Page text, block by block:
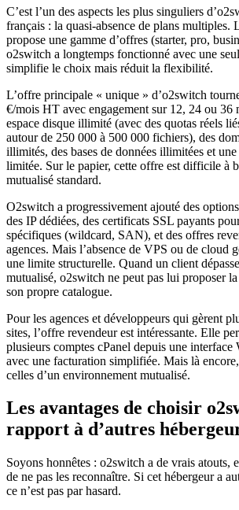
C’est l’un des aspects les plus singuliers
français : la quasi-absence de plans multiples.
propose une gamme d’offres (starter, pro,
o2switch a longtemps fonctionné avec une
simplifie le choix mais réduit la flexibilité.
L’offre principale « unique » d’o2switch
€/mois HT avec engagement sur 12, 24 ou 36
espace disque illimité (avec des quotas réels
autour de 250 000 à 500 000 fichiers), des
illimités, des bases de données illimitées et une
limitée. Sur le papier, cette offre est difficile à
mutualisé standard.
O2switch a progressivement ajouté des
des IP dédiées, des certificats SSL payants
spécifiques (wildcard, SAN), et des offres
agences. Mais l’absence de VPS ou de cloud
une limite structurelle. Quand un client
mutualisé, o2switch ne peut pas lui proposer
son propre catalogue.
Pour les agences et développeurs qui gèrent
sites, l’offre revendeur est intéressante. Elle
plusieurs comptes cPanel depuis une
avec une facturation simplifiée. Mais là
celles d’un environnement mutualisé.
Les avantages de choisir
rapport à d’autres
Soyons honnêtes : o2switch a de vrais atouts,
de ne pas les reconnaître. Si cet hébergeur a
ce n’est pas par hasard.